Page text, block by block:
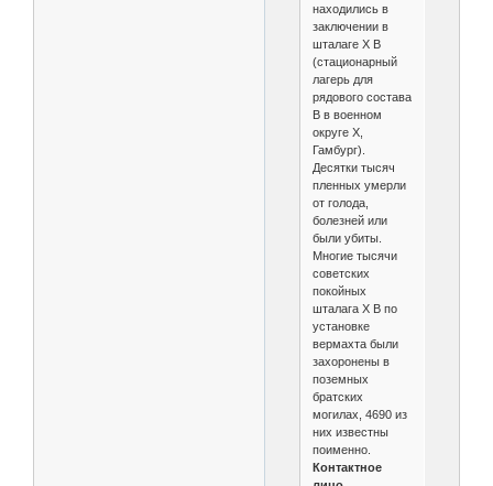
находились в
заключении в
шталаге X B
(стационарный
лагерь для
рядового состава
B в военном
округе X,
Гамбург).
Десятки тысяч
пленных умерли
от голода,
болезней или
были убиты.
Многие тысячи
советских
покойных
шталага X B по
установке
вермахта были
захоронены в
поземных
братских
могилах, 4690 из
них известны
поименно.
Контактное